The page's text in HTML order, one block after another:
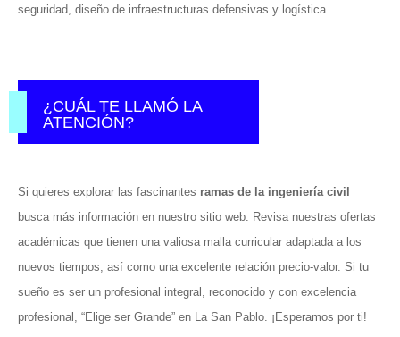
seguridad, diseño de infraestructuras defensivas y logística.
¿CUÁL TE LLAMÓ LA
ATENCIÓN?
Si quieres explorar las fascinantes ramas de la ingeniería civil
busca más información en nuestro sitio web. Revisa nuestras ofertas
académicas que tienen una valiosa malla curricular adaptada a los
nuevos tiempos, así como una excelente relación precio-valor. Si tu
sueño es ser un profesional integral, reconocido y con excelencia
profesional, “Elige ser Grande” en La San Pablo. ¡Esperamos por ti!